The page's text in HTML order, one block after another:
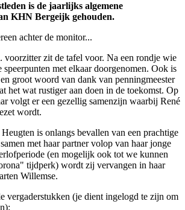
is de jaarlijks algemene
KHN Bergeijk gehouden.
achter de monitor...
voorzitter zit de tafel voor. Na een rondje wie
met elkaar doorgenomen. Ook is
groot woord van dank van penningmeester
het wat rustiger aan doen in de toekomst. Op
volgt er een gezellig samenzijn waarbij René
wordt.
is onlangs bevallen van een prachtige
met haar partner volop van haar jonge
(en mogelijk ook tot we kunnen
tijdperk) wordt zij vervangen in haar
Willemse.
vergaderstukken (je dient ingelogd te zijn om